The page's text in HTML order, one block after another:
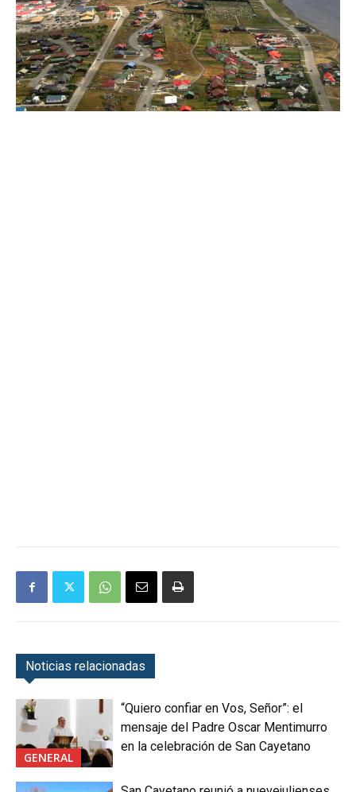
Noticias relacionadas
GENERAL
“Quiero confiar en Vos, Señor”: el
mensaje del Padre Oscar Mentimurro
en la celebración de San Cayetano